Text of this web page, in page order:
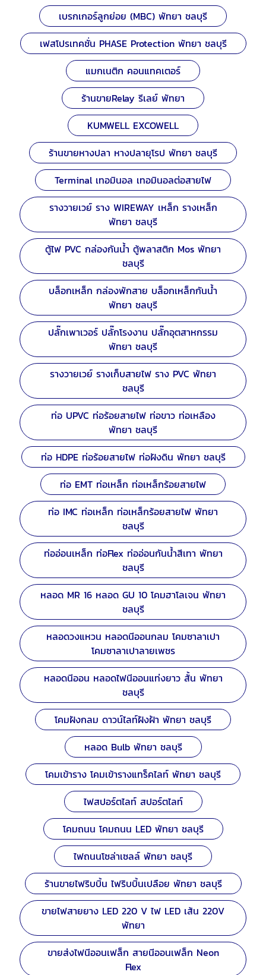
เบรกเกอร์ลูกย่อย (MBC) พัทยา ชลบุรี
เฟสโปรเทคชั่น PHASE Protection พัทยา ชลบุรี
แมกเนติก คอนแทคเตอร์
ร้านขายRelay รีเลย์ พัทยา
KUMWELL EXCOWELL
ร้านขายหางปลา หางปลายุโรป พัทยา ชลบุรี
Terminal เทอมินอล เทอมินอลต่อสายไฟ
รางวายเวย์ ราง WIREWAY เหล็ก รางเหล็ก
พัทยา ชลบุรี
ตู้ไฟ PVC กล่องกันน้ำ ตู้พลาสติก Mos พัทยา
ชลบุรี
บล็อกเหล็ก กล่องพักสาย บล็อกเหล็กกันน้ำ
พัทยา ชลบุรี
ปลั๊กเพาเวอร์ ปลั๊กโรงงาน ปลั๊กอุตสาหกรรม
พัทยา ชลบุรี
รางวายเวย์ รางเก็บสายไฟ ราง PVC พัทยา
ชลบุรี
ท่อ UPVC ท่อร้อยสายไฟ ท่อขาว ท่อเหลือง
พัทยา ชลบุรี
ท่อ HDPE ท่อร้อยสายไฟ ท่อฝังดิน พัทยา ชลบุรี
ท่อ EMT ท่อเหล็ก ท่อเหล็กร้อยสายไฟ
ท่อ IMC ท่อเหล็ก ท่อเหล็กร้อยสายไฟ พัทยา
ชลบุรี
ท่ออ่อนเหล็ก ท่อFlex ท่ออ่อนกันน้ำสีเทา พัทยา
ชลบุรี
หลอด MR 16 หลอด GU 10 โคมฮาโลเจน พัทยา
ชลบุรี
หลอดวงแหวน หลอดนีออนกลม โคมซาลาเปา
โคมซาลาเปาลายเพชร
หลอดนีออน หลอดไฟนีออนแท่งยาว สั้น พัทยา
ชลบุรี
โคมฝังกลม ดาวน์ไลท์ฝังฝ้า พัทยา ชลบุรี
หลอด Bulb พัทยา ชลบุรี
โคมเข้าราง โคมเข้ารางแทร็คไลท์ พัทยา ชลบุรี
ไฟสปอร์ตไลท์ สปอร์ตไลท์
โคมถนน โคมถนน LED พัทยา ชลบุรี
ไฟถนนโซล่าเซลล์ พัทยา ชลบุรี
ร้านขายไฟริบบิ้น ไฟริบบิ้นเปลือย พัทยา ชลบุรี
ขายไฟสายยาง LED 220 V ไฟ LED เส้น 220V
พัทยา
ขายส่งไฟนีออนเฟล็ก สายนีออนเฟล็ก Neon
Flex